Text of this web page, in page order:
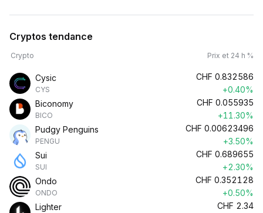
Cryptos tendance
Crypto Prix et 24 h %
Cysic
CYS
CHF 0.832586
+0.40%
Biconomy
BICO
CHF 0.055935
+11.30%
Pudgy Penguins
PENGU
CHF 0.00623496
+3.50%
Sui
SUI
CHF 0.689655
+2.30%
Ondo
ONDO
CHF 0.352128
+0.50%
Lighter
CHF 2.34